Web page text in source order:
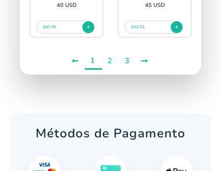
40 USD
$47.76
45 USD
$53.73
1 2 3
Métodos de Pagamento